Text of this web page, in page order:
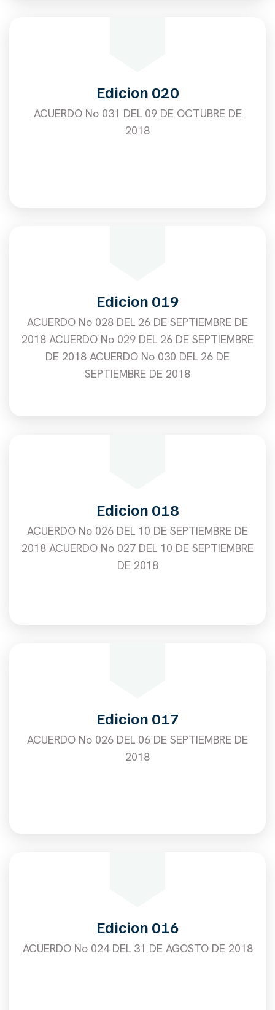
Edicion 020
ACUERDO No 031 DEL 09 DE OCTUBRE DE
2018
Edicion 019
ACUERDO No 028 DEL 26 DE SEPTIEMBRE DE
2018 ACUERDO No 029 DEL 26 DE SEPTIEMBRE
DE 2018 ACUERDO No 030 DEL 26 DE
SEPTIEMBRE DE 2018
Edicion 018
ACUERDO No 026 DEL 10 DE SEPTIEMBRE DE
2018 ACUERDO No 027 DEL 10 DE SEPTIEMBRE
DE 2018
Edicion 017
ACUERDO No 026 DEL 06 DE SEPTIEMBRE DE
2018
Edicion 016
ACUERDO No 024 DEL 31 DE AGOSTO DE 2018